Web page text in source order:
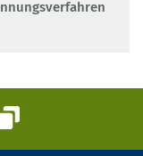
Link kopieren